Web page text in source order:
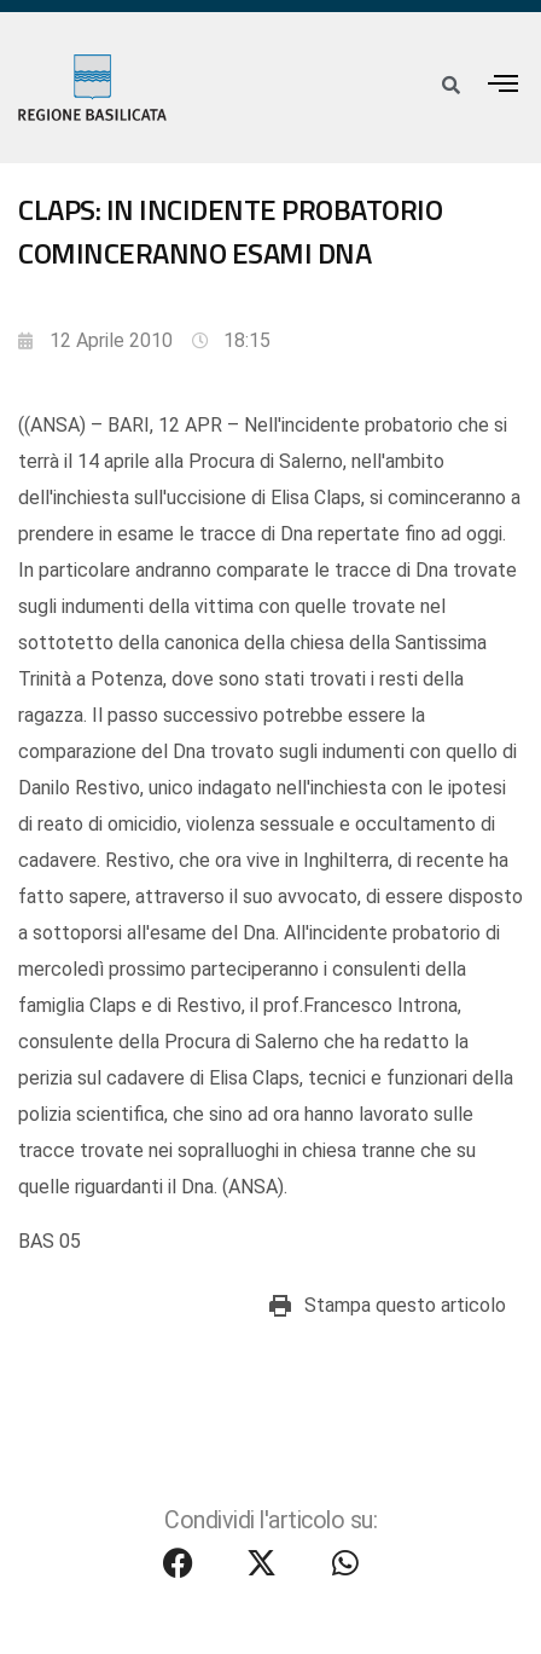
CLAPS: IN INCIDENTE PROBATORIO
COMINCERANNO ESAMI DNA
12 Aprile 2010 18:15
((ANSA) – BARI, 12 APR – Nell'incidente probatorio che si
terrà il 14 aprile alla Procura di Salerno, nell'ambito
dell'inchiesta sull'uccisione di Elisa Claps, si cominceranno a
prendere in esame le tracce di Dna repertate fino ad oggi.
In particolare andranno comparate le tracce di Dna trovate
sugli indumenti della vittima con quelle trovate nel
sottotetto della canonica della chiesa della Santissima
Trinità a Potenza, dove sono stati trovati i resti della
ragazza. Il passo successivo potrebbe essere la
comparazione del Dna trovato sugli indumenti con quello di
Danilo Restivo, unico indagato nell'inchiesta con le ipotesi
di reato di omicidio, violenza sessuale e occultamento di
cadavere. Restivo, che ora vive in Inghilterra, di recente ha
fatto sapere, attraverso il suo avvocato, di essere disposto
a sottoporsi all'esame del Dna. All'incidente probatorio di
mercoledì prossimo parteciperanno i consulenti della
famiglia Claps e di Restivo, il prof.Francesco Introna,
consulente della Procura di Salerno che ha redatto la
perizia sul cadavere di Elisa Claps, tecnici e funzionari della
polizia scientifica, che sino ad ora hanno lavorato sulle
tracce trovate nei sopralluoghi in chiesa tranne che su
quelle riguardanti il Dna. (ANSA).
BAS 05
Stampa questo articolo
Condividi l'articolo su: